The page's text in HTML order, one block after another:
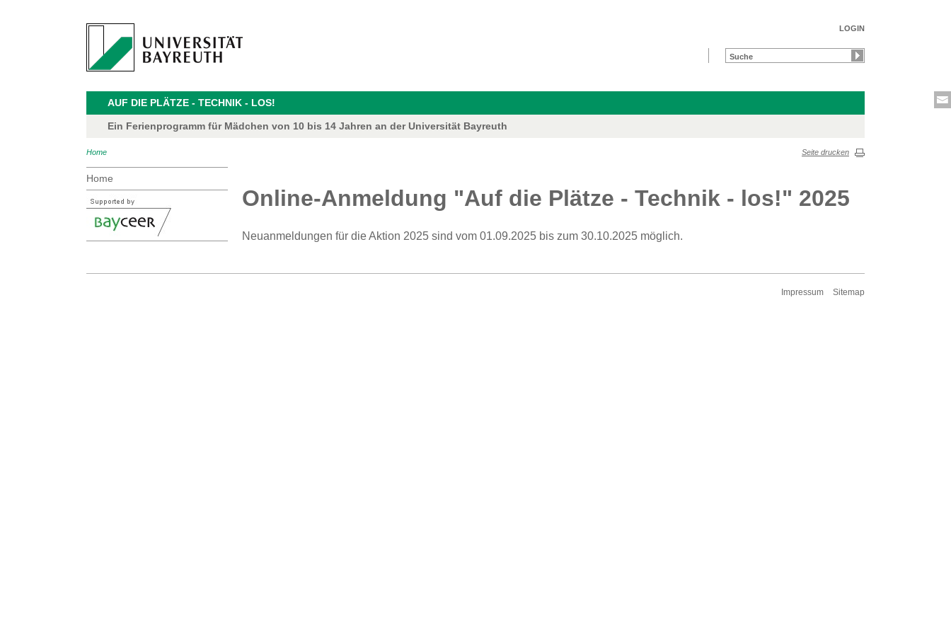
LOGIN
AUF DIE PLÄTZE - TECHNIK - LOS!
Ein Ferienprogramm für Mädchen von 10 bis 14 Jahren an der Universität Bayreuth
Home Seite drucken
Home
Online-Anmeldung "Auf die Plätze - Technik - los!" 2025
Neuanmeldungen für die Aktion 2025 sind vom 01.09.2025 bis zum 30.10.2025 möglich.
Impressum Sitemap